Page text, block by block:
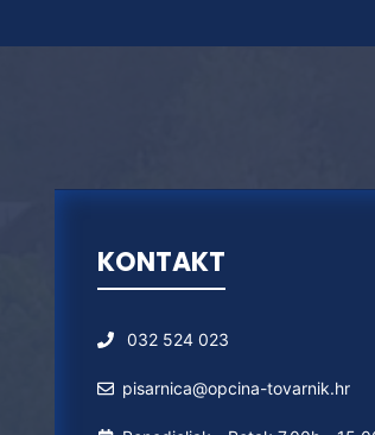
KONTAKT
032 524 023
pisarnica@opcina-tovarnik.hr